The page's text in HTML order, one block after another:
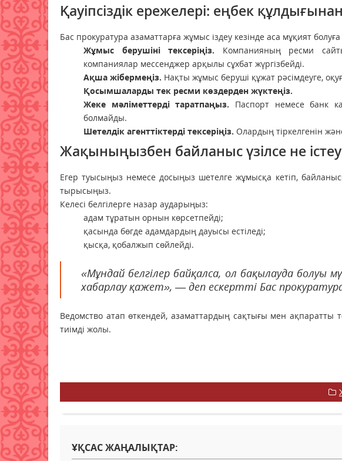
Қауіпсіздік ережелері: еңбек
Бас прокуратура азаматтарға жұмыс іздеу кезінде аса мұқият
Жұмыс берушіні тексеріңіз. Компанияның ресми
компаниялар мессенджер арқылы сұхбат жүргізбейді.
Ақша жібермеңіз. Нақты жұмыс беруші құжат рәсімдеуге,
Қосымшаларды тек ресми көздерден жүктеңіз.
Жеке мәліметтерді таратпаңыз. Паспорт немесе банк
болмайды.
Шетелдік агенттіктерді тексеріңіз. Олардың тіркелгенін
Жақыныңызбен байланыс үзілсе не
Егер туысыңыз немесе досыңыз шетелге жұмысқа кетіп,
тырысыңыз.
Келесі белгілерге назар аударыңыз:
адам тұратын орнын көрсетпейді;
қасында бөгде адамдардың дауысы естіледі;
қысқа, қобалжып сөйлейді.
«Мұндай белгілер байқалса, ол бақылауда болуы
хабарлау қажет», — деп ескертті Бас
Ведомство атап өткендей, азаматтардың сақтығы мен
тиімді жолы.
ҰҚСАС ЖАҢАЛЫҚТАР: